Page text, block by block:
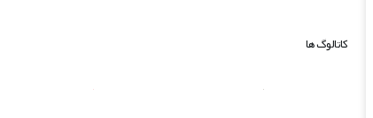
کاتالوگ ها